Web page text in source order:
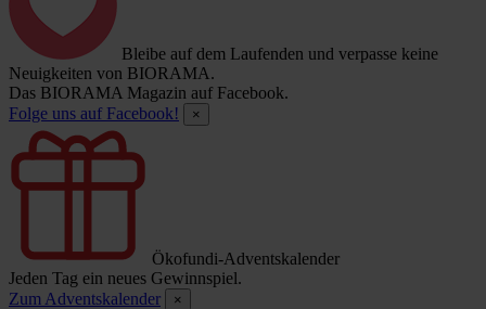
Bleibe auf dem Laufenden und verpasse keine
Neuigkeiten von BIORAMA.
Das BIORAMA Magazin auf Facebook.
Folge uns auf Facebook!
×
Ökofundi-Adventskalender
Jeden Tag ein neues Gewinnspiel.
Zum Adventskalender
×